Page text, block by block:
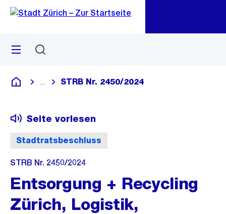
Navigation
Sprunglink
Menü
Deutsch
Blende alle Breadcrumbs ein
STRB Nr. 2450/2024
Stadtratsbeschluss
Seite vorlesen
STRB Nr. 2450/2024
Entsorgung + Recycling
Zürich, Logistik,